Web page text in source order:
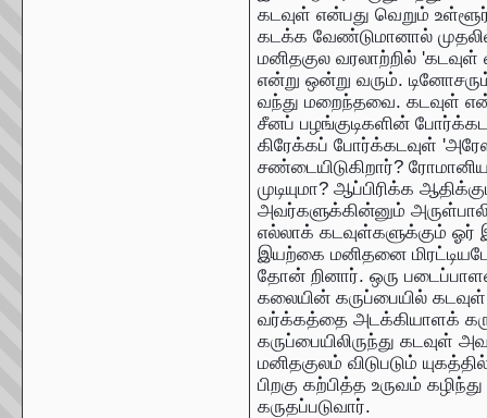
கடவுள் என்பது வெறும்
கடக்க வேண்டுமானால்
மனிதகுல வரலாற்றில்
என்று ஒன்று வரும்.
வந்து மறைந்தவை. கடவுள்
சீனப் பழங்குடிகளின்
கிரேக்கப் போர்க்கடவுள்
சண்டையிடுகிறார்?
முடியுமா? ஆப்பிரிக்க
அவர்களுக்கின்னும்
எல்லாக் கடவுள்களுக்கும்
இயற்கை மனிதனை
தோன் றினார். ஒரு
கலையின் கருப்பையில்
வர்க்கத்தை அடக்கியாளக்
கருப்பையிலிருந்து கடவுள்
மனிதகுலம் விடுபடும்
பிறகு கற்பித்த உருவம்
கருதப்படுவார்.